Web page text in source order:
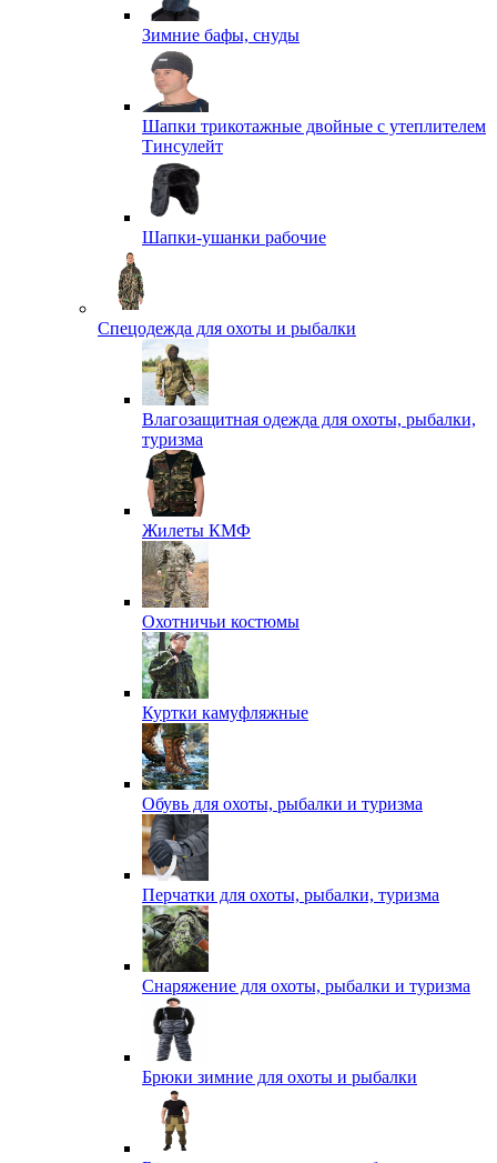
Зимние бафы, снуды
Шапки трикотажные двойные с утеплителем
Тинсулейт
Шапки-ушанки рабочие
Спецодежда для охоты и рыбалки
Влагозащитная одежда для охоты, рыбалки,
туризма
Жилеты КМФ
Охотничьи костюмы
Куртки камуфляжные
Обувь для охоты, рыбалки и туризма
Перчатки для охоты, рыбалки, туризма
Снаряжение для охоты, рыбалки и туризма
Брюки зимние для охоты и рыбалки